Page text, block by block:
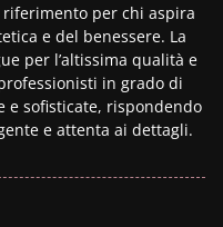
per chi aspira
e del benessere. La
per l’altissima qualità e
in grado di
e sofisticate, rispondendo
e attenta ai dettagli.